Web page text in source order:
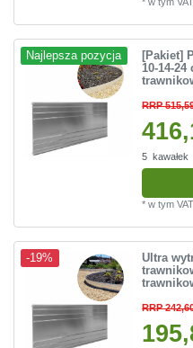
Najlepsza pozycja
[Pakiet]
10-14-24
RRP
5 kawałek
*w tym VAT
-19%
Ultra
RRP